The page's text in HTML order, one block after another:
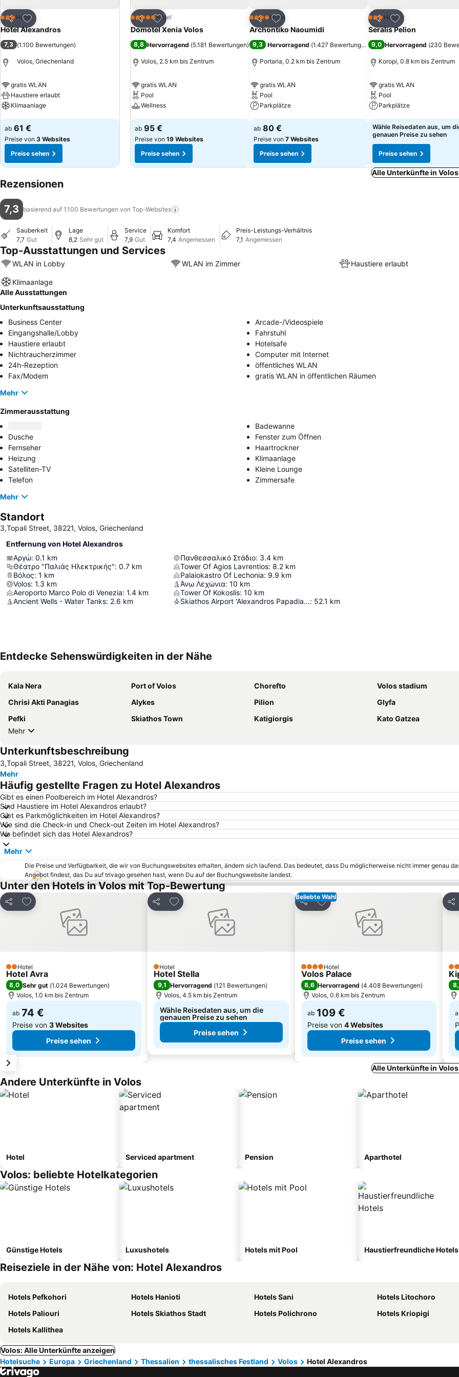
Teilen
Zu Favoriten hinzufügen
3 SterneHotel
Hotel Alexandros
7,3 (1.100 Bewertungen)
Volos, Griechenland
gratis WLAN
Haustiere erlaubt
Klimaanlage
Preise sehen
ab 61 €
Preise von 3 Websites
Preise sehen
Teilen
Zu Favoriten hinzufügen
5 Sterne Hotel
Domotel Xenia Volos
8,8 Hervorragend (5.181 Bewertungen)
Volos, 2.5 km bis Zentrum
gratis WLAN
Pool
Wellness
Preise sehen
ab 95 €
Preise von 19 Websites
Preise sehen
Teilen
Zu Favoriten hinzufügen
4 SterneHotel
Archontiko Naoumidi
9,3 Hervorragend (1.427 Bewertungen )
Portaria, 0.2 km bis Zentrum
gratis WLAN
Pool
Parkplätze
Preise sehen
ab 80 €
Preise von 7 Websites
Preise sehen
Teilen
Zu Favoriten
3 SterneHotel
Seralis Pelion
9,0 Hervorragend (230
Koropi, 0.8 km bis Zentrum
gratis WLAN
Pool
Parkplätze
Preise sehen
Wähle Reisedaten aus, um
genauen Preise zu sehen
Preise sehen
Alle Unterkünfte in
Rezensionen
7,3 basierend auf 1.100 Bewertungen von Top-Websites
Sauberkeit
7,7 Gut
Lage
8,2 Sehr gut
Service
7,9 Gut
Komfort
7,4 Angemessen
Preis-Leistungs-Verhältnis
7,1 Angemessen
Top-Ausstattungen und Services
WLAN in Lobby WLAN im Zimmer Haustiere erlaubt
Klimaanlage
Alle Ausstattungen
Unterkunftsausstattung
Business Center
Arcade-/Videospiele
Eingangshalle/Lobby
Fahrstuhl
Haustiere erlaubt
Hotelsafe
Nichtraucherzimmer
Computer mit Internet
24h-Rezeption
öffentliches WLAN
Fax/Modem
gratis WLAN in öffentlichen Räumen
Mehr
Zimmerausstattung
Badewanne
Dusche
Fenster zum Öffnen
Fernseher
Haartrockner
Heizung
Klimaanlage
Satelliten-TV
Kleine Lounge
Telefon
Zimmersafe
Mehr
Standort
3,Topali Street, 38221, Volos, Griechenland
Entfernung von Hotel Alexandros
Αργώ: 0.1 km
Θέατρο "Παλιάς Ηλεκτρικής": 0.7 km
Βόλος: 1 km
Volos: 1.3 km
Aeroporto Marco Polo di Venezia: 1.4 km
Ancient Wells - Water Tanks: 2.6 km
Πανθεσσαλικό Στάδιο: 3.4 km
Tower Of Agios Lavrentios: 8.2 km
Palaiokastro Of Lechonia: 9.9 km
Άνω Λεχώνια: 10 km
Tower Of Kokoslis: 10 km
Skiathos Airport ‘Alexandros Papadiamantis’: 52.1 km
Entdecke Sehenswürdigkeiten in der Nähe
Kala Nera Port of Volos Chorefto
Volos stadium
Chrisi Akti Panagias
Alykes Pilion
Glyfa
Pefki
Skiathos Town Katigiorgis
Kato Gatzea
Mehr
Unterkunftsbeschreibung
3,Topali Street, 38221, Volos, Griechenland
Mehr
Häufig gestellte Fragen zu Hotel Alexandros
Gibt es einen Poolbereich im Hotel Alexandros?
Sind Haustiere im Hotel Alexandros erlaubt?
Gibt es Parkmöglichkeiten im Hotel Alexandros?
Wie sind die Check-in und Check-out Zeiten im Hotel Alexandros?
Wo befindet sich das Hotel Alexandros?
Mehr
Die Preise und Verfügbarkeit, die wir von Buchungswebsites erhalten, ändern sich laufend. Das bedeutet, dass Du möglicherweise nicht immer genau
Angebot findest, das Du auf trivago gesehen hast, wenn Du auf der Buchungswebsite landest.
Unter den Hotels in Volos mit Top-Bewertung
Teilen
Zu Favoriten hinzufügen
2 Sterne
Hotel
Hotel Avra
8,0 Sehr gut (1.024 Bewertungen)
Volos, 1.0 km bis Zentrum
ab 74 €
Preise von 3 Websites
Preise sehen
Teilen
Zu Favoriten hinzufügen
1 Sterne
Hotel
Hotel Stella
9,1 Hervorragend (121 Bewertungen)
Volos, 4.5 km bis Zentrum
Wähle Reisedaten aus, um die
genauen Preise zu sehen
Preise sehen
Beliebte Wahl
Teilen
Zu Favoriten hinzufügen
4 SterneHotel
Volos Palace
8,6 Hervorragend (4.408 Bewertungen)
Volos, 0.6 km bis Zentrum
ab 109 €
Preise von 4 Websites
Preise sehen
3
Alle Unterkünfte in
Andere Unterkünfte in Volos
Hotel Serviced apartment Pension Aparthotel
Volos: beliebte Hotelkategorien
Günstige Hotels Luxushotels Hotels mit Pool Haustierfreundliche Hotels
Reiseziele in der Nähe von: Hotel Alexandros
Hotels Pefkohori Hotels Hanioti Hotels Sani
Hotels Litochoro
Hotels Paliouri
Hotels Skiathos Stadt Hotels Polichrono
Hotels Kriopigi
Hotels Kallithea
Volos: Alle Unterkünfte anzeigen
Hotelsuche
Europa Griechenland Thessalien thessalisches Festland Volos Hotel Alexandros